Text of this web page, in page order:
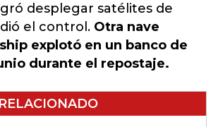
desplegar satélites de
el control. Otra nave
explotó en un banco de
durante el repostaje.